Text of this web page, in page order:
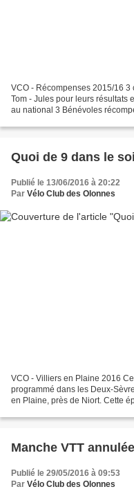
VCO - Récompenses 2015/16
Tom - Jules pour leurs résultats
au national 3 Bénévoles
Quoi de 9 dans le
Publié le 13/06/2016 à 20:22
Par Vélo Club des Olonnes
VCO - Villiers en Plaine 2016
programmé dans les Deux-
en Plaine, près de Niort. Cette
Manche VTT
Publié le 29/05/2016 à 09:53
Par Vélo Club des Olonnes